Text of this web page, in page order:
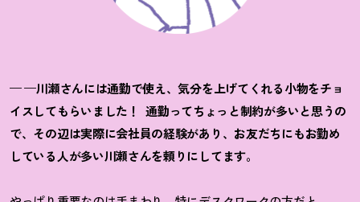
— —川瀬さんには通勤で使え、気分を上げてくれる小物をチョ
イスしてもらいました！
通勤ってちょっと制約が多いと思うの
で、その辺は実際に会社員の経験があり、お友だちにもお勤め
している人が多い川瀬さんを頼りにしてます。